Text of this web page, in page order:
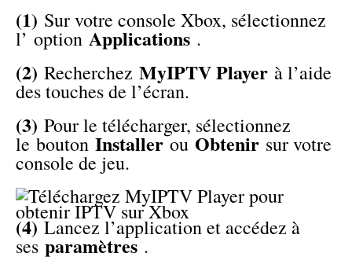
(1) Sur votre console Xbox, sélectionnez
l’ option Applications .
(2) Recherchez MyIPTV Player à l’aide
des touches de l’écran.
(3) Pour le télécharger, sélectionnez
le bouton Installerou Obtenir sur votre
console de jeu.
(4)Lancez l’application et accédez à
ses paramètres.